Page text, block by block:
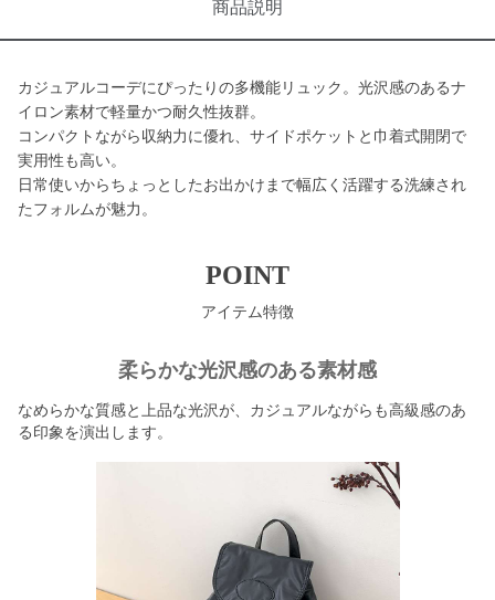
商品説明
カジュアルコーデにぴったりの多機能リュック。光沢感のあるナ
イロン素材で軽量かつ耐久性抜群。
コンパクトながら収納力に優れ、サイドポケットと巾着式開閉で
実用性も高い。
日常使いからちょっとしたお出かけまで幅広く活躍する洗練され
たフォルムが魅力。
POINT
アイテム特徴
柔らかな光沢感のある素材感
なめらかな質感と上品な光沢が、カジュアルながらも高級感のあ
る印象を演出します。